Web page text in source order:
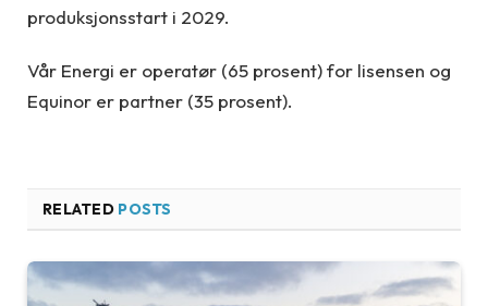
produksjonsstart i 2029.
Vår Energi er operatør (65 prosent) for lisensen og
Equinor er partner (35 prosent).
RELATED POSTS